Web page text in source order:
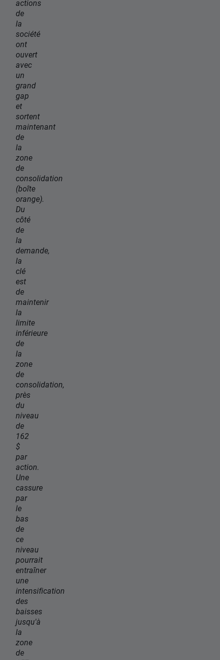
actions
de
la
société
ont
ouvert
avec
un
grand
gap
et
sortent
maintenant
de
la
zone
de
consolidation
(boîte
orange).
Du
côté
de
la
demande,
la
clé
est
de
maintenir
la
limite
inférieure
de
la
zone
de
consolidation,
près
du
niveau
de
162
$
par
action.
Une
cassure
par
le
bas
de
ce
niveau
pourrait
entraîner
une
intensification
des
baisses
jusqu'à
la
zone
de